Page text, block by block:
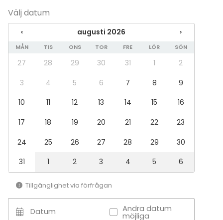
Konferens
Mässa / Utställning
Föreställning / show
Rekreation
Stuga / boende
Julbord / Julfest
Lokal
Herrgård / Villa
Välj datum
‹ augusti 2026 ›
MÅN TIS ONS TOR FRE LÖR SÖN
27 28 29 30 31 1
2
3
4 5 6 7 8
9
10
11 12 13 14 15
16
17
18 19 20 21 22
23
24
25 26 27 28 29
30
31
1 2 3 4 5 6
Tillgänglighet via förfrågan
Datum Andra datum
möjliga